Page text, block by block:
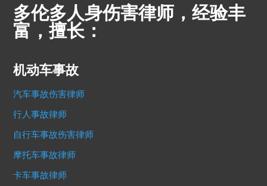
多伦多人身伤害律师，经验丰
富，擅长：
机动车事故
汽车事故伤害律师
行人事故律师
自行车事故伤害律师
摩托车事故律师
卡车事故律师